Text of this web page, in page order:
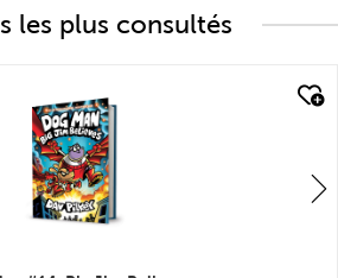
les plus consultés